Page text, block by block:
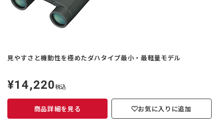
見やすさと機動性を極めたダハタイプ最小・最軽量モデル
定
価
¥14,220税込
商品詳細を見る お気に入りに追加